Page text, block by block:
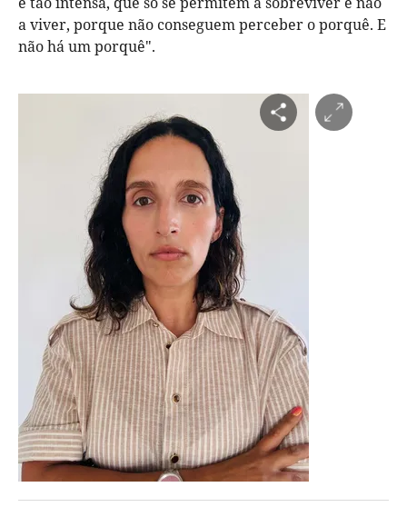
a viver, porque não conseguem perceber o porquê. E
não há um porquê".